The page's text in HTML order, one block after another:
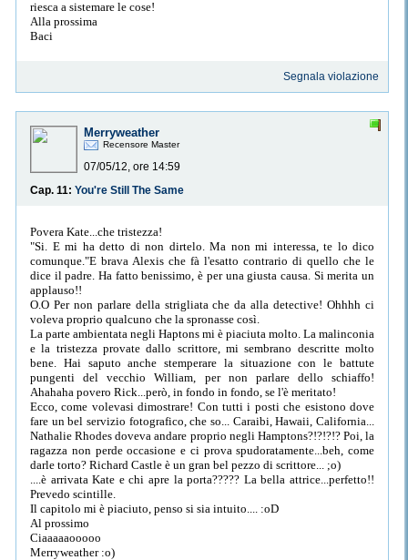
riesca a sistemare le cose!
Alla prossima
Baci
Segnala violazione
Merryweather
Recensore Master
07/05/12, ore 14:59
Cap. 11: You're Still The Same
Povera Kate...che tristezza!
"Si. E mi ha detto di non dirtelo. Ma non mi interessa, te lo dico
comunque."E brava Alexis che fà l'esatto contrario di quello che le
dice il padre. Ha fatto benissimo, è per una giusta causa. Si merita un
applauso!!
O.O Per non parlare della strigliata che da alla detective! Ohhhh ci
voleva proprio qualcuno che la spronasse così.
La parte ambientata negli Haptons mi è piaciuta molto. La malinconia
e la tristezza provate dallo scrittore, mi sembrano descritte molto
bene. Hai saputo anche stemperare la situazione con le battute
pungenti del vecchio William, per non parlare dello schiaffo!
Ahahaha povero Rick...però, in fondo in fondo, se l'è meritato!
Ecco, come volevasi dimostrare! Con tutti i posti che esistono dove
fare un bel servizio fotografico, che so... Caraibi, Hawaii, California...
Nathalie Rhodes doveva andare proprio negli Hamptons?!?!?!? Poi, la
ragazza non perde occasione e ci prova spudoratamente...beh, come
darle torto? Richard Castle è un gran bel pezzo di scrittore... ;o)
....è arrivata Kate e chi apre la porta????? La bella attrice...perfetto!!
Prevedo scintille.
Il capitolo mi è piaciuto, penso si sia intuito.... :oD
Al prossimo
Ciaaaaaooooo
Merryweather :o)